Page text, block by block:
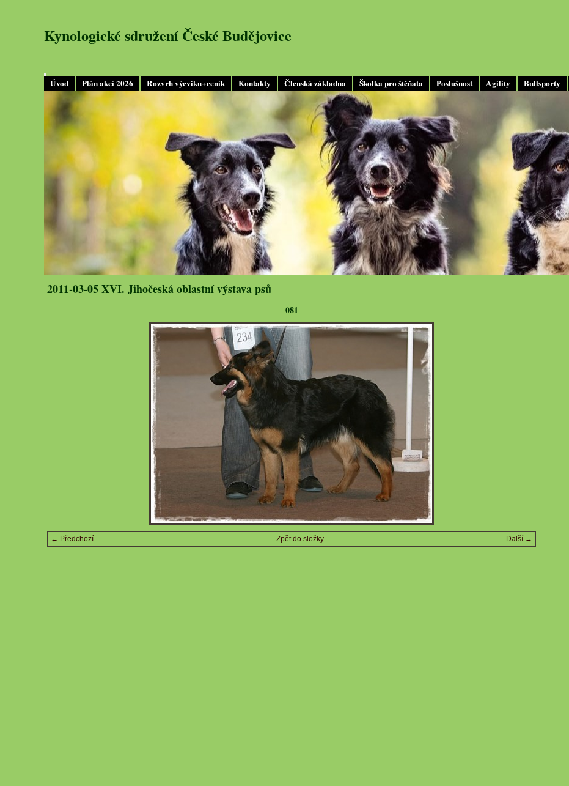
Úvod Plán akcí 2026 Rozvrh výcviku+ceník Kontakty Členská základna Školka pro štěňata Poslušnost Agility Bullsporty
Kynologické sdružení České Budějovice
2011-03-05 XVI. Jihočeská oblastní výstava psů
081
← Předchozí Další →
Zpět do složky